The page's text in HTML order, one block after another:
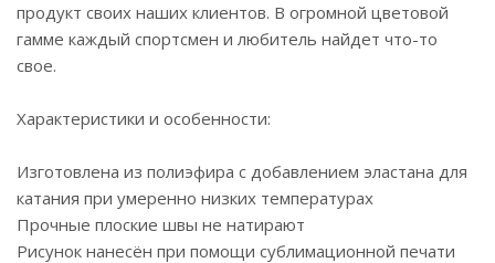
продукт своих наших клиентов. В огромной цветовой
гамме каждый спортсмен и любитель найдет что-то
свое.
Характеристики и особенности:
Изготовлена из полиэфира с добавлением эластана для
катания при умеренно низких температурах
Прочные плоские швы не натирают
Рисунок нанесён при помощи сублимационной печати